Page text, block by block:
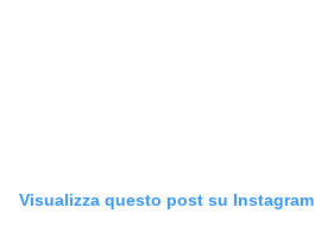
Visualizza questo post su Instagram